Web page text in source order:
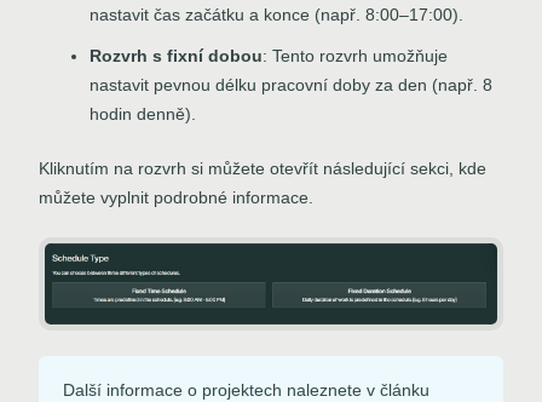
nastavit čas začátku a konce (např. 8:00–17:00).
Rozvrh s fixní dobou: Tento rozvrh umožňuje
nastavit pevnou délku pracovní doby za den (např. 8
hodin denně).
Kliknutím na rozvrh si můžete otevřít následující sekci, kde
můžete vyplnit podrobné informace.
Další informace o projektech naleznete v článku